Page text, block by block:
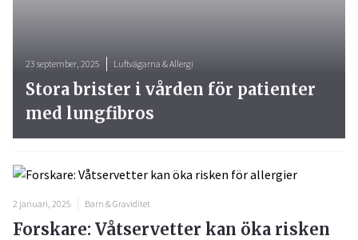
23 september, 2025 Luftvägarna & Allergi
Stora brister i vården för patienter
med lungfibros
2 januari, 2025 Barn & Graviditet
Forskare: Våtservetter kan öka risken